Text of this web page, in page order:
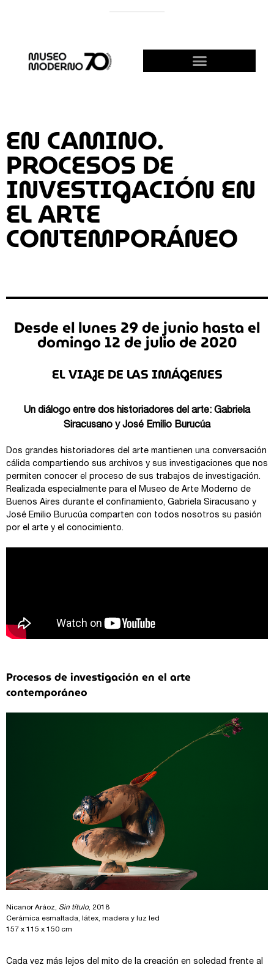
EN CAMINO.
PROCESOS DE
INVESTIGACIÓN EN
EL ARTE
CONTEMPORÁNEO
Desde el lunes 29 de junio hasta el
domingo 12 de julio de 2020
EL VIAJE DE LAS IMÁGENES
Un diálogo entre dos historiadores del arte: Gabriela
Siracusano y José Emilio Burucúa
Dos grandes historiadores del arte mantienen una conversación
cálida compartiendo sus archivos y sus investigaciones que nos
permiten conocer el proceso de sus trabajos de investigación.
Realizada especialmente para el Museo de Arte Moderno de
Buenos Aires durante el confinamiento, Gabriela Siracusano y
José Emilio Burucúa comparten con todos nosotros su pasión
por el arte y el conocimiento.
Procesos de investigación en el arte
contemporáneo
Nicanor Aráoz, Sin título, 2018
Cerámica esmaltada, látex, madera y luz led
157 x 115 x 150 cm
Cada vez más lejos del mito de la creación en soledad frente al